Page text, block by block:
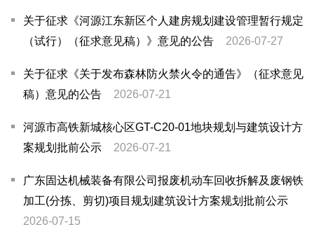
关于征求《河源江东新区个人建房规划建设管理暂行规定
（试行）（征求意见稿）》意见的公告
2026-07-27
关于征求《关于发布森林防火禁火令的通告》（征求意见
稿）意见的公告
2026-07-21
河源市高铁新城核心区GT-C20-01地块规划与建筑设计方
案规划批前公示
2026-07-21
广东固达机械装备有限公司报废机动车回收拆解及废钢铁
加工(分拣、剪切)项目规划建筑设计方案规划批前公示
2026-07-15